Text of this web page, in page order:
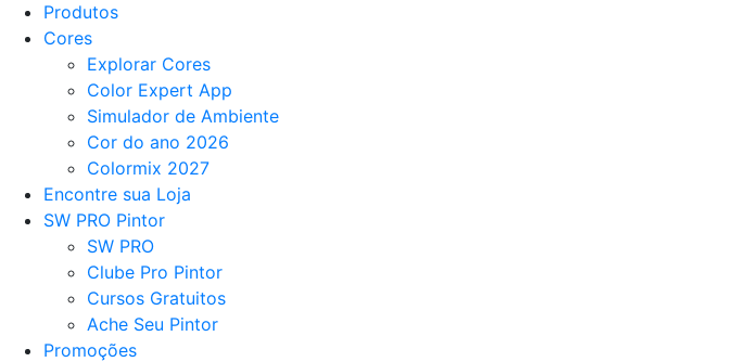
Produtos
Cores
Explorar Cores
Color Expert App
Simulador de Ambiente
Cor do ano 2026
Colormix 2027
Encontre sua Loja
SW PRO Pintor
SW PRO
Clube Pro Pintor
Cursos Gratuitos
Ache Seu Pintor
Promoções